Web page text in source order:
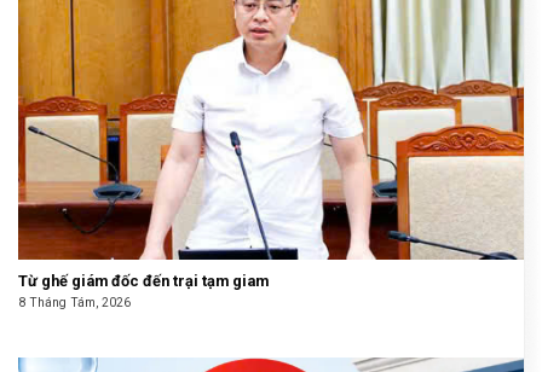
Từ ghế giám đốc đến trại tạm giam
8 Tháng Tám, 2026